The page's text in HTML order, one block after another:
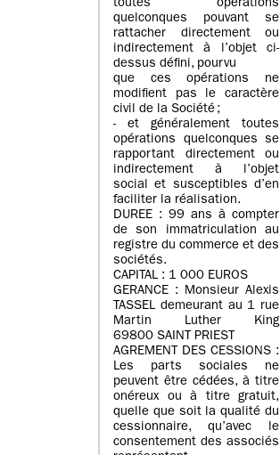
toutes opérations
quelconques pouvant se
rattacher directement ou
indirectement à l’objet ci-
dessus défini, pourvu
que ces opérations ne
modifient pas le caractère
civil de la Société ;
- et généralement toutes
opérations quelconques se
rapportant directement ou
indirectement à l’objet
social et susceptibles d’en
faciliter la réalisation.
DUREE : 99 ans à compter
de son immatriculation au
registre du commerce et des
sociétés.
CAPITAL : 1 000 EUROS
GERANCE : Monsieur Alexis
TASSEL demeurant au 1 rue
Martin Luther King
69800 SAINT PRIEST
AGREMENT DES CESSIONS :
Les parts sociales ne
peuvent être cédées, à titre
onéreux ou à titre gratuit,
quelle que soit la qualité du
cessionnaire, qu’avec le
consentement des associés